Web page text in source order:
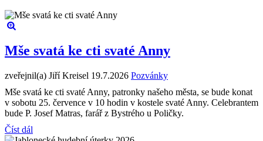
Mše svatá ke cti svaté Anny
zveřejnil(a) Jiří Kreisel 19.7.2026 Pozvánky
Mše svatá ke cti svaté Anny, patronky našeho města, se bude konat
v sobotu 25. července v 10 hodin v kostele svaté Anny. Celebrantem
bude P. Josef Matras, farář z Bystrého u Poličky.
Číst dál